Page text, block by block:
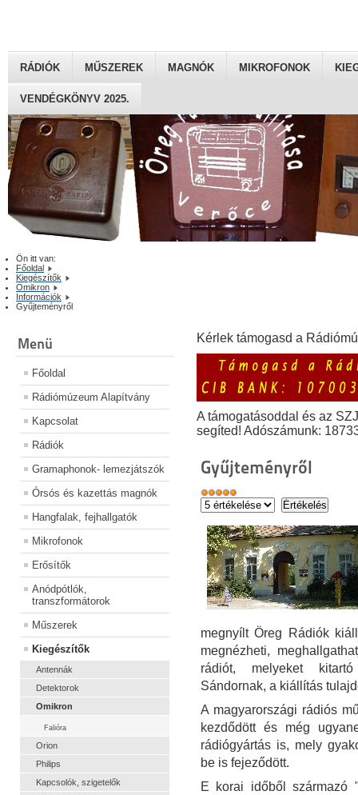
RÁDIÓK MŰSZEREK MAGNÓK MIKROFONOK
VENDÉGKÖNYV 2025.
Ön itt van:
Főoldal
Kiegészítők
Omikron
Információk
Gyűjteményről
Menü
Főoldal
Rádiómúzeum Alapítvány
Kapcsolat
Rádiók
Gramaphonok- lemezjátszók
Órsós és kazettás magnók
Hangfalak, fejhallgatók
Mikrofonok
Erősítők
Anódpótlók,
transzformátorok
Műszerek
Kiegészítők
Antennák
Detektorok
Omikron
Falióra
Orion
Philips
Kapcsolók, szigetelők
Kérlek támogasd a
A támogatásoddal és az
segíted! Adószámunk:
Gyűjteményről
megnyílt Öreg Rádiók
megnézheti,
rádiót, melyeket
Sándornak, a kiállítás
A magyarországi rádiós
kezdődött és még
rádiógyártás is, mely
be is fejeződött.
E korai időből származó